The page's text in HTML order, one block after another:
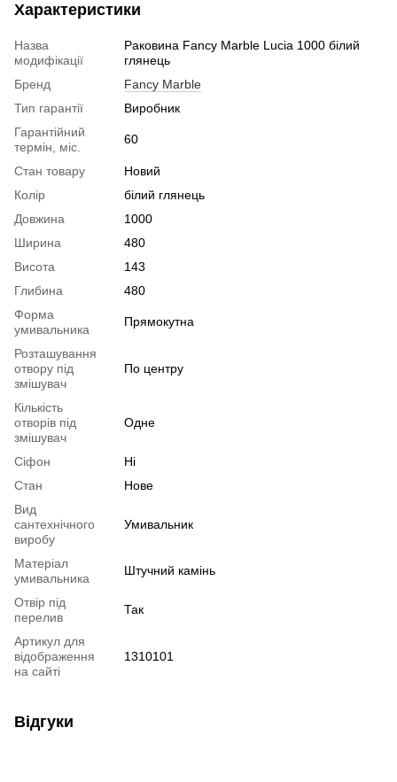
Характеристики
Назва
модифікації
Раковина Fancy Marble Lucia 1000 білий
глянець
Бренд
Fancy Marble
Тип гарантії
Виробник
Гарантійний
термін, міс.
60
Стан товару
Новий
Колір
білий глянець
Довжина
1000
Ширина
480
Висота
143
Глибина
480
Форма
умивальника
Прямокутна
Розташування
отвору під
змішувач
По центру
Кількість
отворів під
змішувач
Одне
Сіфон
Ні
Стан
Нове
Вид
сантехнічного
виробу
Умивальник
Матеріал
умивальника
Штучний камінь
Отвір під
перелив
Так
Артикул для
відображення
на сайті
1310101
Відгуки